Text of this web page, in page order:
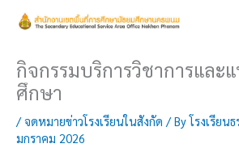
กิจกรรมบริการวิชาการและ
ศึกษา
/จดหมายข่าวโรงเรียนในสังกัด / Byโรงเรียน
มกราคม 2026